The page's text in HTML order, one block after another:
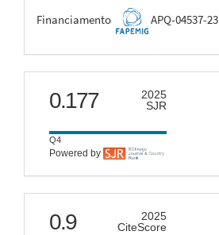
FAPEMIG
Financiamento APQ-04537-23
scimago
0.177
2025
SJR
Q4
Powered by
citescore
0.9
2025
CiteScore